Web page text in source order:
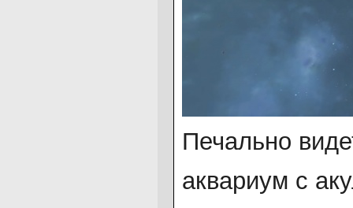
Печально
аквариум с